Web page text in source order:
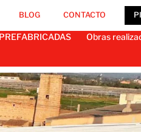
BLOG CONTACTO
Obras